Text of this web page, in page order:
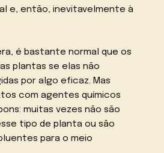
e, então, inevitavelmente à
é bastante normal que os
plantas se elas não
por algo eficaz. Mas
com agentes químicos
muitas vezes não são
tipo de planta ou são
para o meio